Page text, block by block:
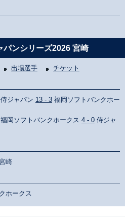
パンシリーズ2026 宮崎
出場選手 チケット
ジャパン 13 - 3 福岡ソフトバンクホー
岡ソフトバンクホークス 4 - 0 侍ジャ
崎
ホークス